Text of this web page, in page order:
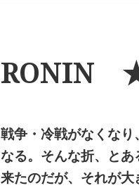
戦争・冷戦がなくな
なる。そんな折、と
来たのだが、それが大